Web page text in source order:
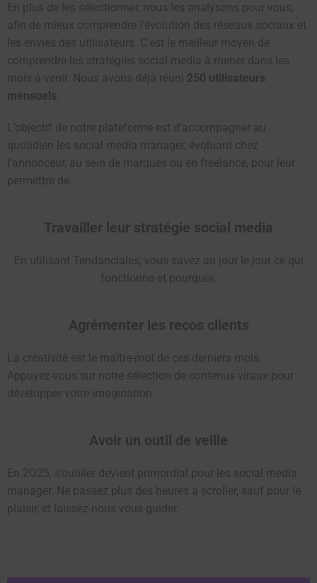
En plus de les sélectionner, nous les analysons pour vous,
afin de mieux comprendre l’évolution des réseaux sociaux et
les envies des utilisateurs. C’est le meilleur moyen de
comprendre les stratégies social media à mener dans les
mois à venir. Nous avons déjà réuni 250 utilisateurs
mensuels
L’objectif de notre plateforme est d’accompagner au
quotidien les social media manager, évoluant chez
l’annonceur, au sein de marques ou en freelance, pour leur
permettre de :
Travailler leur stratégie social media
En utilisant Tendanciales, vous savez au jour le jour ce qui
fonctionne et pourquoi.
Agrémenter les recos clients
La créativité est le maître-mot de ces derniers mois.
Appuyez-vous sur notre sélection de contenus viraux pour
développer votre imagination.
Avoir un outil de veille
En 2O25, s’outiller devient primordial pour les social media
manager. Ne passez plus des heures à scroller, sauf pour le
plaisir, et laissez-nous vous guider.